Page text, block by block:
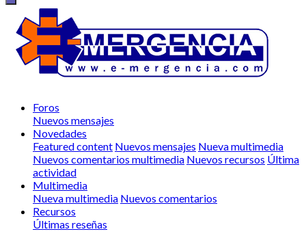
Foros
Nuevos mensajes
Novedades
Featured content Nuevos mensajes Nueva multimedia
Nuevos comentarios multimedia Nuevos recursos Última
actividad
Multimedia
Nueva multimedia Nuevos comentarios
Recursos
Últimas reseñas